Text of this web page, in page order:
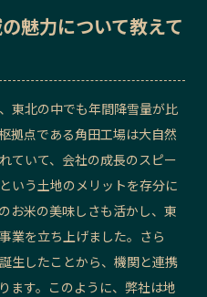
魅力について教えて
東北の中でも年間降雪量が比
拠点である角田工場は大自然
ていて、会社の成長のスピー
いう土地のメリットを存分に
お米の美味しさも活かし、東
業を立ち上げました。さら
生したことから、機関と連携
ます。このように、弊社は地